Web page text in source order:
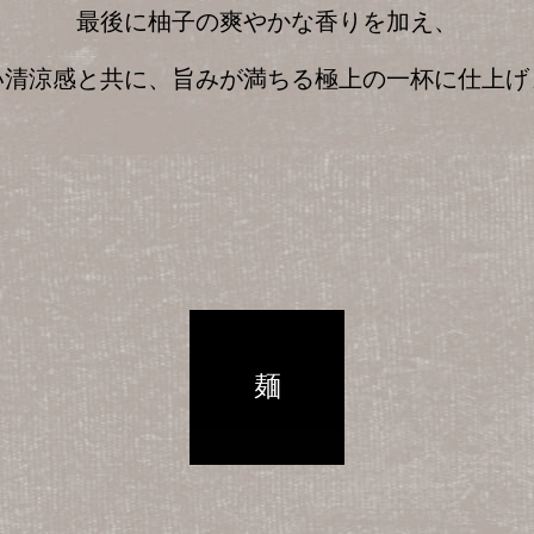
最後に柚子の爽やかな香りを加え、
涼感と共に、旨みが満ちる極上の一杯に仕上
麺